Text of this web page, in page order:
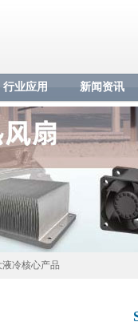
行业应用 新闻资讯
冷核心产品